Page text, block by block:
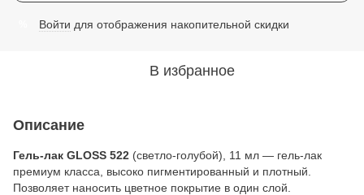
Войти для отображения накопительной скидки
В избранное
Описание
Гель-лак GLOSS 522 (светло-голубой), 11 мл — гель-лак
премиум класса, высоко пигментированный и плотный.
Позволяет наносить цветное покрытие в один слой.